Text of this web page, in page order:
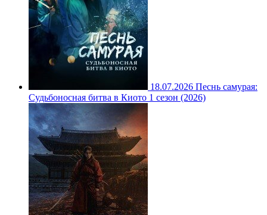
18.07.2026 Песнь самурая:
Судьбоносная битва в Киото 1 сезон (2026)